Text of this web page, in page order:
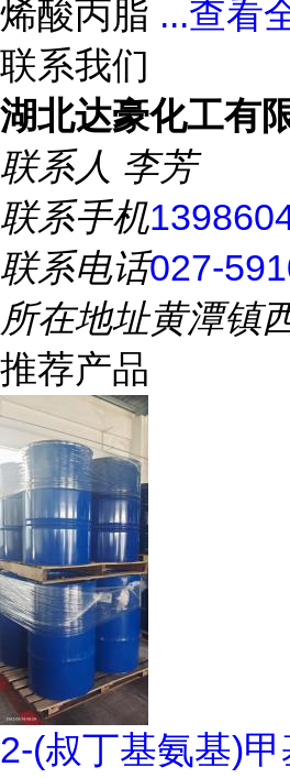
烯酸丙脂 ...查看
联系我们
湖北达豪化工有
联系人 李芳
联系手机
联系电话027-
所在地址黄潭镇
推荐产品
2-(叔丁基氨基)